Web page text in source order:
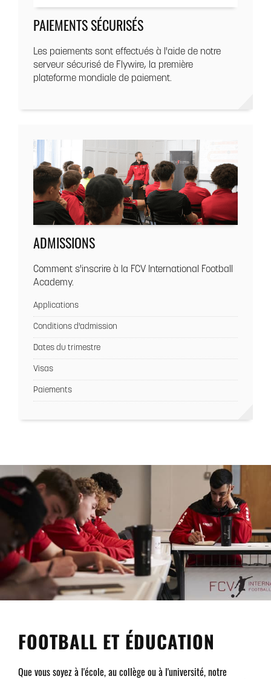
PAIEMENTS SÉCURISÉS
Les paiements sont effectués à l'aide de notre
serveur sécurisé de Flywire, la première
plateforme mondiale de paiement.
ADMISSIONS
Comment s'inscrire à la FCV International Football
Academy.
Applications
Conditions d'admission
Dates du trimestre
Visas
Paiements
FOOTBALL ET ÉDUCATION
Que vous soyez à l'école, au collège ou à l'université, notre